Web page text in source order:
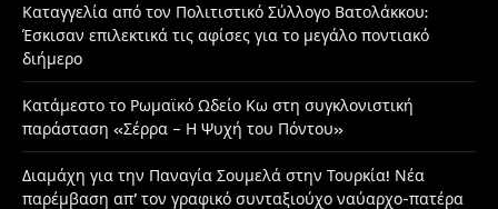
Καταγγελία από τον Πολιτιστικό Σύλλογο Βατολάκκου:
Έσκισαν επιλεκτικά τις αφίσες για το μεγάλο ποντιακό
διήμερο
Κατάμεστο το Ρωμαϊκό Ωδείο Κω στη συγκλονιστική
παράσταση «Σέρρα – Η Ψυχή του Πόντου»
Διαμάχη για την Παναγία Σουμελά στην Τουρκία! Νέα
παρέμβαση απ’ τον γραφικό συνταξιούχο ναύαρχο-πατέρα